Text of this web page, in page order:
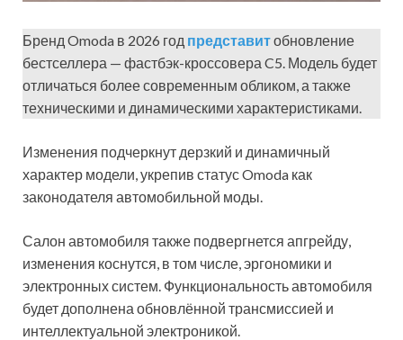
Бренд Omoda в 2026 год представитобновление
бестселлера — фастбэк-кроссовера C5. Модель будет
отличаться более современным обликом, а также
техническими и динамическими характеристиками.
Изменения подчеркнут дерзкий и динамичный
характер модели, укрепив статус Omoda как
законодателя автомобильной моды.
Салон автомобиля также подвергнется апгрейду,
изменения коснутся, в том числе, эргономики и
электронных систем. Функциональность автомобиля
будет дополнена обновлённой трансмиссией и
интеллектуальной электроникой.